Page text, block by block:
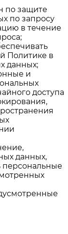
по защите
по запросу
в течение
Политике в
данных;
и
доступа
данных,
персональные